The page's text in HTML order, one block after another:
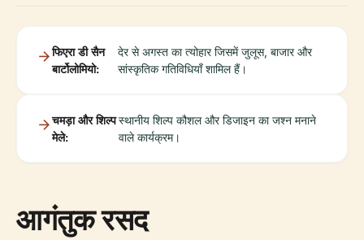
फिएरा डी सैन
बार्टोलोमियो:
देर से अगस्त का त्योहार जिसमें जुलूस, बाजार और
सांस्कृतिक गतिविधियाँ शामिल हैं।
चमड़ा और शिल्प
मेले:
स्थानीय शिल्प कौशल और डिजाइन का जश्न मनाने
वाले कार्यक्रम।
आगंतुक रसद